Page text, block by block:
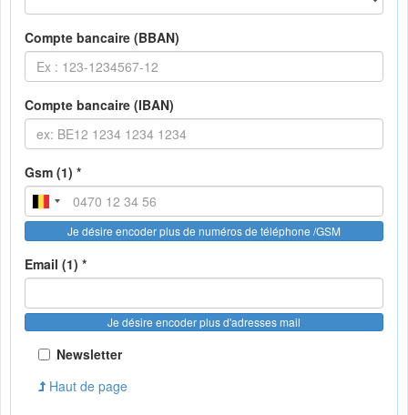
Compte bancaire (BBAN)
Compte bancaire (IBAN)
Gsm (1) *
Je désire encoder plus de numéros de téléphone /GSM
Email (1) *
Je désire encoder plus d'adresses mail
Newsletter
Haut de page